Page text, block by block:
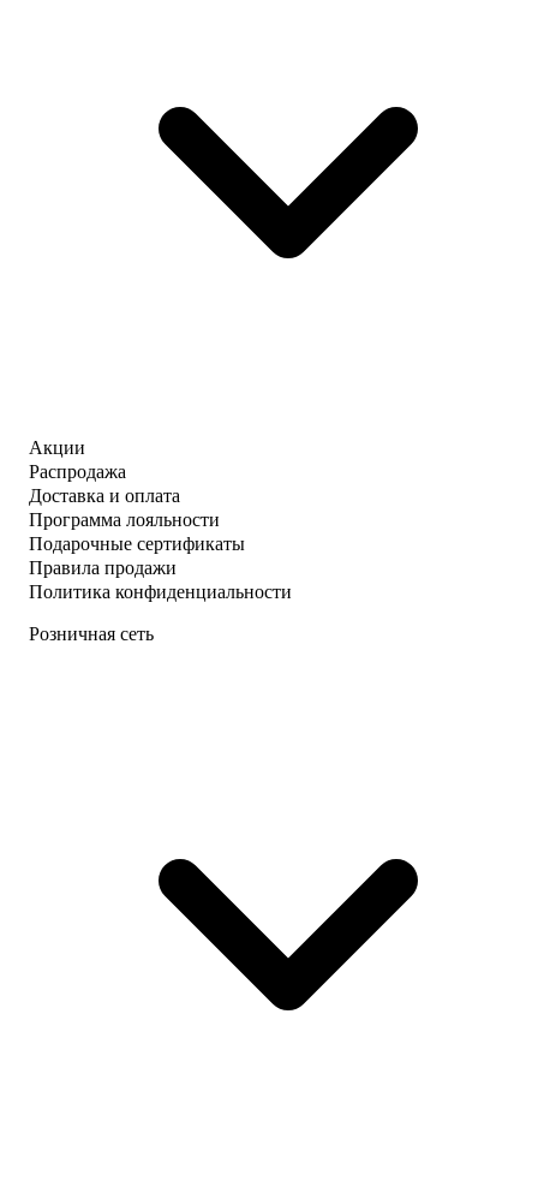
Акции
Распродажа
Доставка и оплата
Программа лояльности
Подарочные сертификаты
Правила продажи
Политика конфиденциальности
Розничная сеть